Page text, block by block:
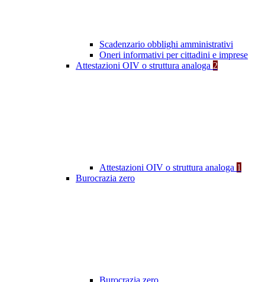
Scadenzario obblighi amministrativi
Oneri informativi per cittadini e imprese
Attestazioni OIV o struttura analoga 2
Attestazioni OIV o struttura analoga 1
Burocrazia zero